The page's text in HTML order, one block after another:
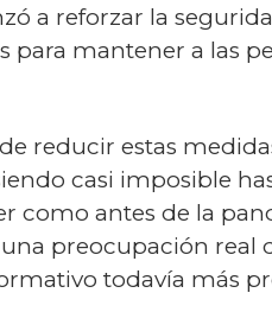
a reforzar la
mantener a las
reducir estas
casi imposible
como antes de la
preocupación real
todavía más